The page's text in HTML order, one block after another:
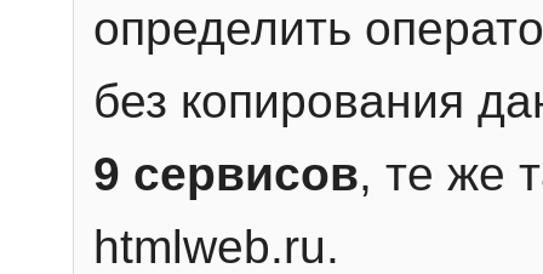
определить
без копирования
9 сервисов, те же
htmlweb.ru.